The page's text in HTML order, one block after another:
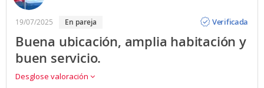
19/07/2025 En pareja
Verificada
Buena ubicación, amplia habitación y
buen servicio.
Desglose valoración